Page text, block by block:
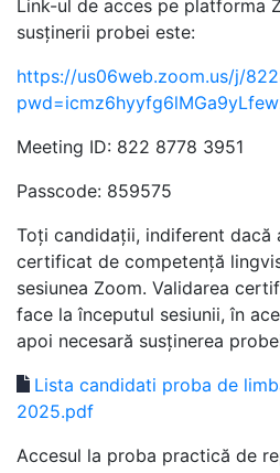
Link-ul de acces pe platforma
susținerii probei este:
https://us06web.zoom.us/j/
Meeting ID: 822 8778 3951
Passcode: 859575
Toți candidații, indiferent dacă
certificat de competență
sesiunea Zoom. Validarea
face la începutul sesiunii, în
apoi necesară susținerea
Lista candidati proba de
2025.pdf
Accesul la proba practică de